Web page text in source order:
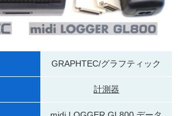
GRAPHTEC/グラフティック
計測器